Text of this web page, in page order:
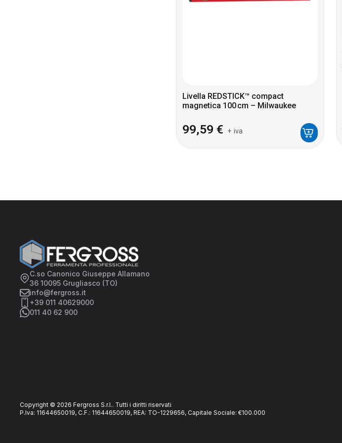
Livella REDSTICK™ compact
magnetica 100 cm – Milwaukee
99,59 € + iva
C.so Canonico Giuseppe Allamano
36 10095 Grugliasco (TO)
info@fergross.it
+39 011 40629000
011 40 62 900
Copyright © 2026 Fergross S.r.l.. Tutti i diritti riservati
P.Iva: 11644650019, C.F.: 11644650019, REA: TO-1229656, Capitale Sociale: €100.000